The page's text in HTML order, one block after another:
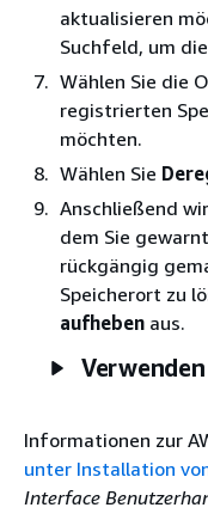
aktualisieren
Suchfeld, um
Wählen Sie die
registrierten
möchten.
Wählen Sie
Anschließend
dem Sie
rückgängig
Speicherort zu
aufheben aus.
Informationen zur
unter Installation von
Interface